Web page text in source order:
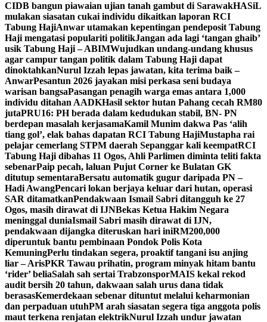
CIDB bangun piawaian ujian tanah gambut di SarawakHASiL
mulakan siasatan cukai individu dikaitkan laporan RCI
Tabung HajiAnwar utamakan kepentingan pendeposit Tabung
Haji mengatasi populariti politikJangan ada lagi ‘tangan ghaib’
usik Tabung Haji – ABIMWujudkan undang-undang khusus
agar campur tangan politik dalam Tabung Haji dapat
dinoktahkanNurul Izzah lepas jawatan, kita terima baik –
AnwarPesantun 2026 jayakan misi perkasa seni budaya
warisan bangsaPasangan penagih warga emas antara 1,000
individu ditahan AADKHasil sektor hutan Pahang cecah RM80
jutaPRU16: PH berada dalam kedudukan stabil, BN- PN
berdepan masalah kerjasamaKamil Munim dakwa Pas ‘alih
tiang gol’, elak bahas dapatan RCI Tabung HajiMustapha rai
pelajar cemerlang STPM daerah Sepanggar kali keempatRCI
Tabung Haji dibahas 11 Ogos, Ahli Parlimen diminta teliti fakta
sebenarPaip pecah, laluan Pujut Corner ke Bulatan GK
ditutup sementaraBersatu automatik gugur daripada PN –
Hadi AwangPencari lokan berjaya keluar dari hutan, operasi
SAR ditamatkanPendakwaan Ismail Sabri ditangguh ke 27
Ogos, masih dirawat di IJNBekas Ketua Hakim Negara
meninggal duniaIsmail Sabri masih dirawat di IJN,
pendakwaan dijangka diteruskan hari iniRM200,000
diperuntuk bantu pembinaan Pondok Polis Kota
KemuningPerlu tindakan segera, proaktif tangani isu anjing
liar – ArisPKR Tawau prihatin, program minyak hitam bantu
‘rider’ beliaSalah sah sertai TrabzonsporMAIS kekal rekod
audit bersih 20 tahun, dakwaan salah urus dana tidak
berasasKemerdekaan sebenar dituntut melalui keharmonian
dan perpaduan utuhPM arah siasatan segera tiga anggota polis
maut terkena renjatan elektrikNurul Izzah undur jawatan